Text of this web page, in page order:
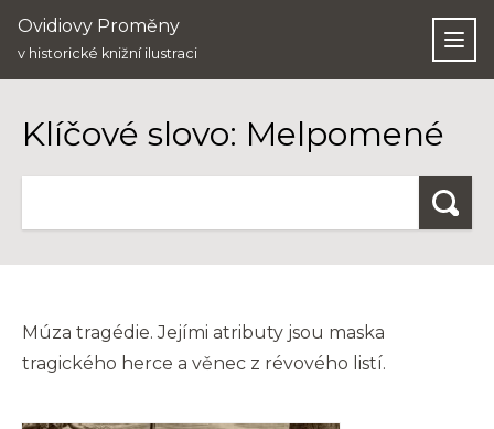
Ovidiovy Proměny
v historické knižní ilustraci
Klíčové slovo: Melpomené
Múza tragédie. Jejími atributy jsou maska
tragického herce a věnec z révového listí.